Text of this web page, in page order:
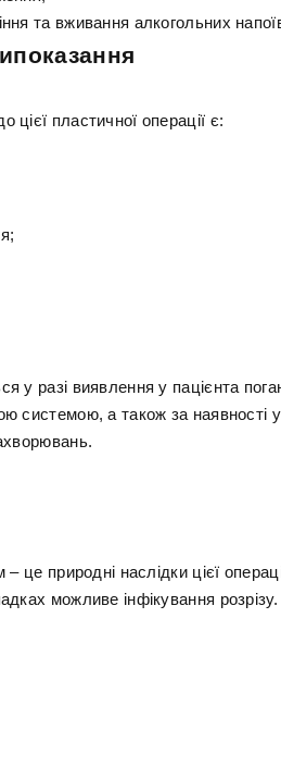
та вживання алкогольних
пластичної операції є:
у разі виявлення у пацієнта
системою, а також за наявності
це природні наслідки цієї
можливе інфікування розрізу.